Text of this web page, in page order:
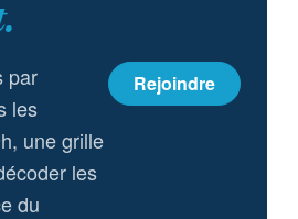
par
les
une grille
les
du
Rejoindre